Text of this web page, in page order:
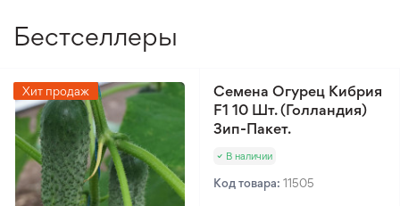
Бестселлеры
Хит продаж
Семена Огурец Кибрия
F1 10 Шт. (Голландия)
Зип-Пакет.
В наличии
Код товара: 11505